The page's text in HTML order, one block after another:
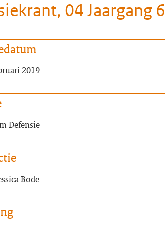
04 Jaargang 6
2019
Defensie
Bode